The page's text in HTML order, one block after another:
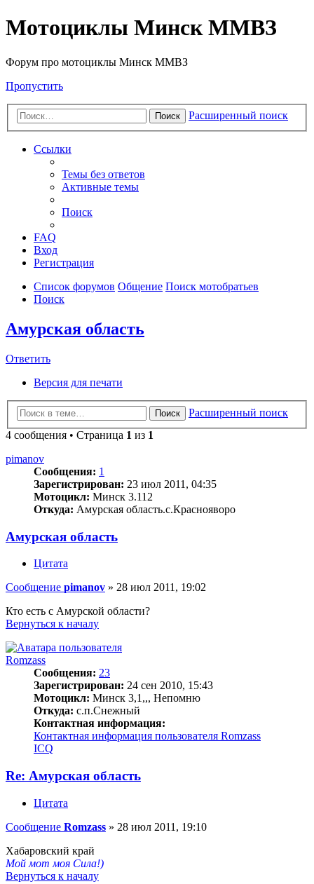
Мотоциклы Минск ММВЗ
Форум про мотоциклы Минск ММВЗ
Пропустить
Поиск Расширенный поиск
Ссылки
Темы без ответов
Активные темы
Поиск
FAQ
Вход
Регистрация
Список форумов Общение Поиск мотобратьев
Поиск
Амурская область
Ответить
Версия для печати
Поиск
Расширенный поиск
4 сообщения • Страница 1 из 1
pimanov
Сообщения: 1
Зарегистрирован: 23 июл 2011, 04:35
Мотоцикл: Минск 3.112
Откуда: Амурская область.с.Краснояворо
Амурская область
Цитата
Сообщение pimanov » 28 июл 2011, 19:02
Кто есть с Амурской области?
Вернуться к началу
Romzass
Сообщения: 23
Зарегистрирован: 24 сен 2010, 15:43
Мотоцикл: Минск 3,1,,, Непомню
Откуда: с.п.Снежный
Контактная информация:
Контактная информация пользователя Romzass
ICQ
Re: Амурская область
Цитата
Сообщение Romzass » 28 июл 2011, 19:10
Хабаровский край
Мой мот моя Сила!)
Вернуться к началу